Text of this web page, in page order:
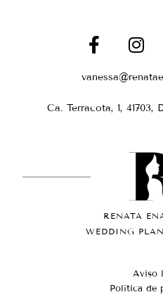
Ca. Terracota, 1, 41703,
RENATA
WEDDING
Aviso
Política de